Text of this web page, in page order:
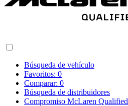
Búsqueda de vehículo
Favoritos: 0
Comparar: 0
Búsqueda de distribuidores
Compromiso McLaren Qualified